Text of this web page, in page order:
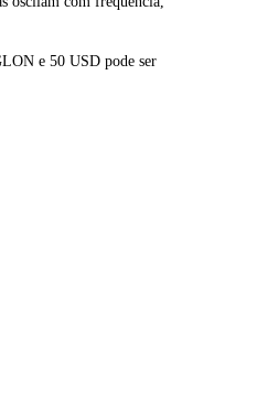
e 50 USD pode ser